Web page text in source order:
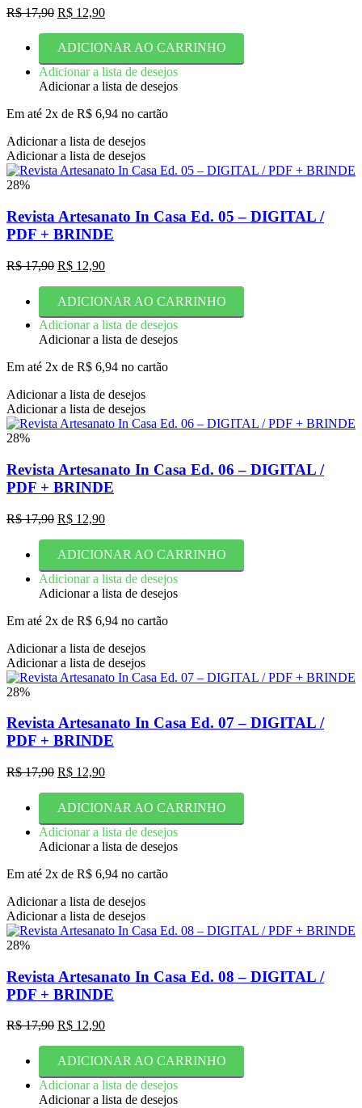
R$17,90 O
original
era:
R$ 17,90.
R$ 12,90O
atual
é:
R$ 12,90.
ADICIONAR AO CARRINHO
Adicionar a lista de desejos
Adicionar a lista de desejos
Em até 2x de R$ 6,94 no cartão
Adicionar a lista de desejos
Adicionar a lista de desejos
28%
Revista Artesanato In Casa Ed. 05 – DIGITAL /
PDF + BRINDE
R$17,90 O
original
era:
R$ 17,90.
R$ 12,90O
atual
é:
R$ 12,90.
ADICIONAR AO CARRINHO
Adicionar a lista de desejos
Adicionar a lista de desejos
Em até 2x de R$ 6,94 no cartão
Adicionar a lista de desejos
Adicionar a lista de desejos
28%
Revista Artesanato In Casa Ed. 06 – DIGITAL /
PDF + BRINDE
R$17,90 O
original
era:
R$ 17,90.
R$ 12,90O
atual
é:
R$ 12,90.
ADICIONAR AO CARRINHO
Adicionar a lista de desejos
Adicionar a lista de desejos
Em até 2x de R$ 6,94 no cartão
Adicionar a lista de desejos
Adicionar a lista de desejos
28%
Revista Artesanato In Casa Ed. 07 – DIGITAL /
PDF + BRINDE
R$17,90 O
original
era:
R$ 17,90.
R$ 12,90O
atual
é:
R$ 12,90.
ADICIONAR AO CARRINHO
Adicionar a lista de desejos
Adicionar a lista de desejos
Em até 2x de R$ 6,94 no cartão
Adicionar a lista de desejos
Adicionar a lista de desejos
28%
Revista Artesanato In Casa Ed. 08 – DIGITAL /
PDF + BRINDE
R$17,90 O
original
era:
R$ 17,90.
R$ 12,90O
atual
é:
R$ 12,90.
ADICIONAR AO CARRINHO
Adicionar a lista de desejos
Adicionar a lista de desejos